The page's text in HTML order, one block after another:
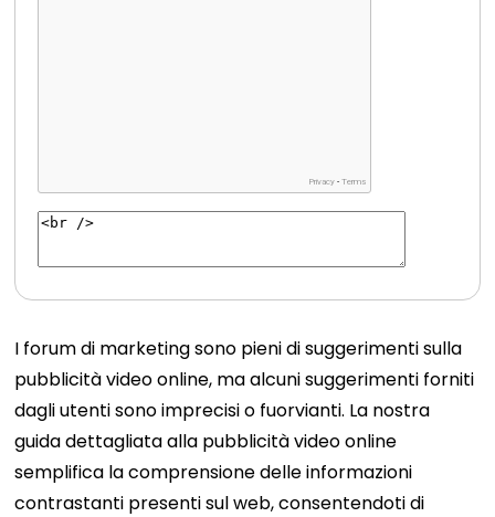
I forum di marketing sono pieni di suggerimenti sulla
pubblicità video online, ma alcuni suggerimenti forniti
dagli utenti sono imprecisi o fuorvianti. La nostra
guida dettagliata alla pubblicità video online
semplifica la comprensione delle informazioni
contrastanti presenti sul web, consentendoti di